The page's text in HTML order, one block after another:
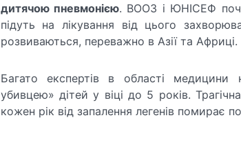
дитячою пневмонією. ВООЗ і ЮНІСЕФ
підуть на лікування від цього
розвиваються, переважно в Азії та Африці.
Багато експертів в області медицини
убивцею» дітей у віці до 5 років.
кожен рік від запалення легенів помирає